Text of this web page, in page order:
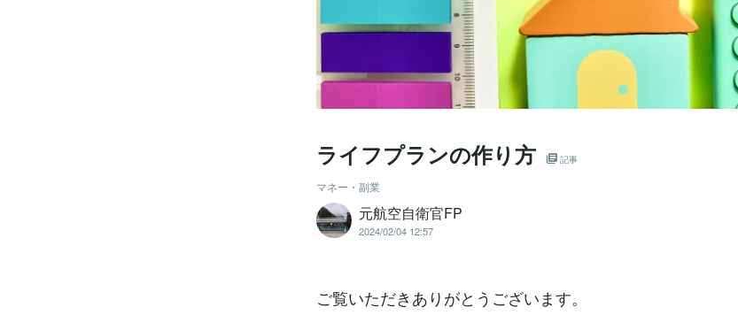
ライフプランの作り方 記事
マネー・副業
元航空自衛官FP
2024/02/04 12:57
ご覧いただきありがとうございます。